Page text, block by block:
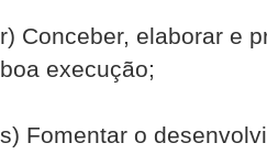
r) Conceber, elaborar e
boa execução;
s) Fomentar o